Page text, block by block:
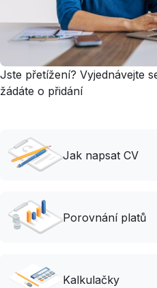
Jste přetížení? Vyjednávejte
žádáte o přidání
Jak napsat CV
Porovnání platů
Kalkulačky